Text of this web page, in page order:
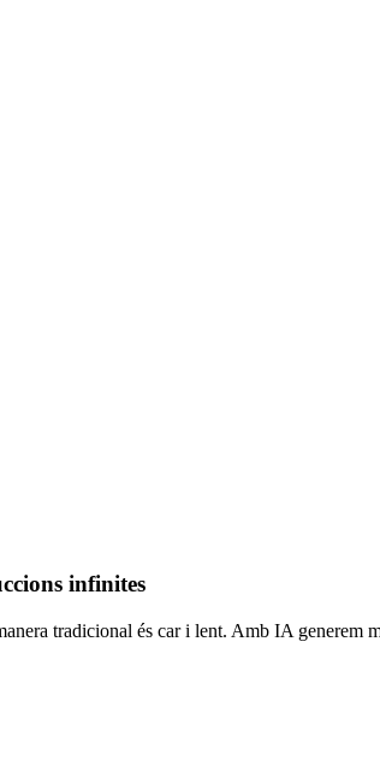
infinites
tradicional és car i lent. Amb IA